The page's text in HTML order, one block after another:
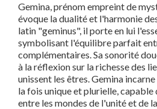
Gemina, prénom empreint de
évoque la dualité et l'harmonie
latin "geminus", il porte en lui
symbolisant l'équilibre parfait
complémentaires. Sa sonorité
à la réflexion sur la richesse des
unissent les êtres. Gemina
la fois unique et plurielle, capable
entre les mondes de l'unité et de